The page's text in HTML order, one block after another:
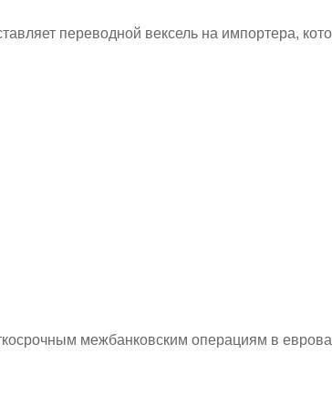
переводной вексель на импортера,
межбанковским операциям в